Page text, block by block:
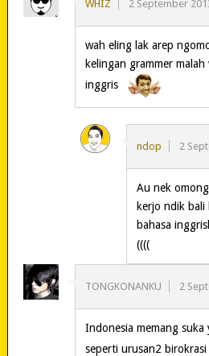
WHIZ 2 September
wah eling lak arep
kelingan grammer
inggris
ndop 2
Au nek
kerjo ndik bali
bahasa
((((
TONGKONANKU 2
Indonesia memang
seperti urusan2